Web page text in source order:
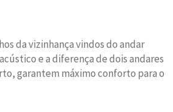
da vizinhança vindos do andar
e a diferença de dois andares
garantem máximo conforto para o